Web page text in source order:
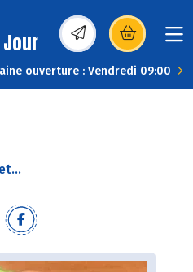
Jour (s’ouvre dans une
ouverture : Vendredi 09:00